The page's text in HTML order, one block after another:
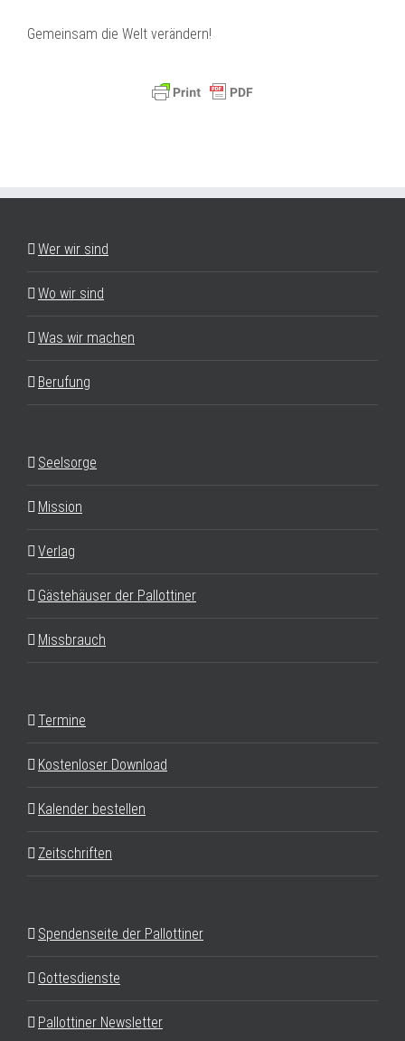
Gemeinsam die Welt verändern!
Wer wir sind
Wo wir sind
Was wir machen
Berufung
Seelsorge
Mission
Verlag
Gästehäuser der Pallottiner
Missbrauch
Termine
Kostenloser Download
Kalender bestellen
Zeitschriften
Spendenseite der Pallottiner
Gottesdienste
Pallottiner Newsletter